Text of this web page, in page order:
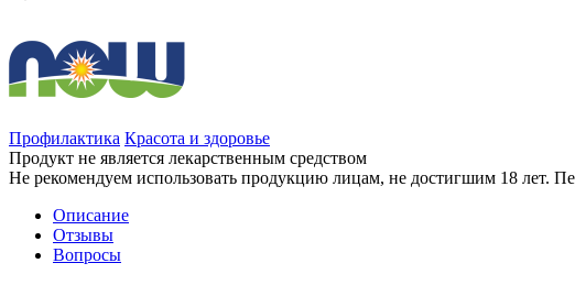
Профилактика Красота и здоровье
Продукт не является лекарственным средством
Не рекомендуем использовать продукцию лицам, не достигшим 18 лет.
Описание
Отзывы
Вопросы